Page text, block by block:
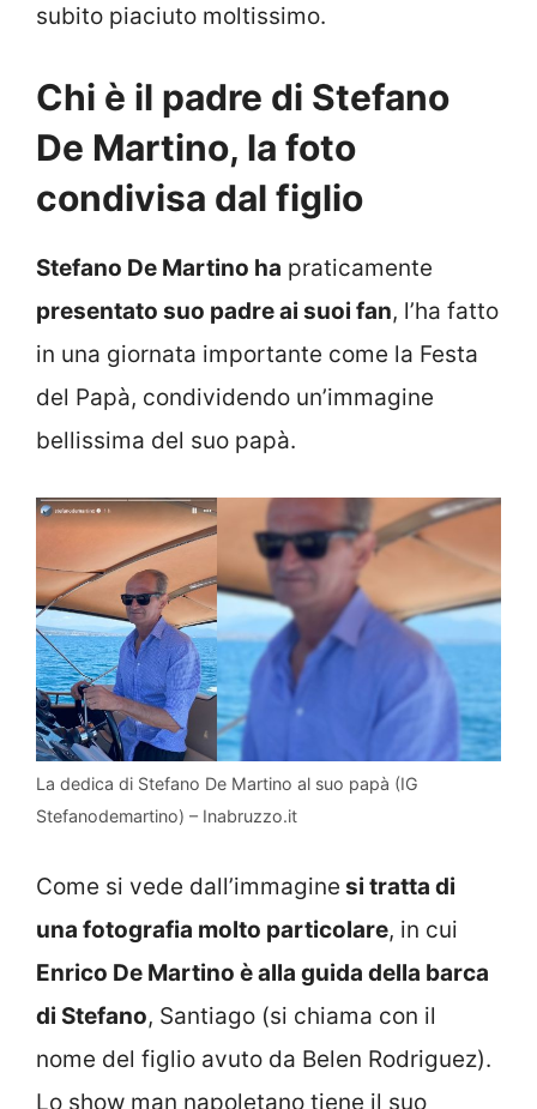
subito piaciuto moltissimo.
Chi è il padre di Stefano
De Martino, la foto
condivisa dal figlio
Stefano De Martino ha praticamente
presentato suo padre ai suoi fan, l’ha fatto
in una giornata importante come la Festa
del Papà, condividendo un’immagine
bellissima del suo papà.
La dedica di Stefano De Martino al suo papà (IG
Stefanodemartino) – Inabruzzo.it
Come si vede dall’immagine si tratta di
una fotografia molto particolare, in cui
Enrico De Martino è alla guida della barca
di Stefano, Santiago (si chiama con il
nome del figlio avuto da Belen Rodriguez).
Lo show man napoletano tiene il suo